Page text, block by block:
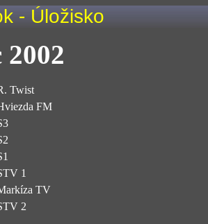
- Úložisko
2002
Twist
FM
1
TV
2